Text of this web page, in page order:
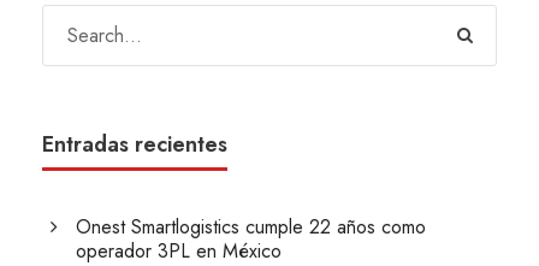
Entradas recientes
Onest Smartlogistics cumple 22 años como
operador 3PL en México